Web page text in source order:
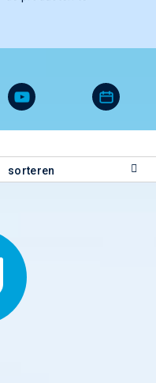
sorteren